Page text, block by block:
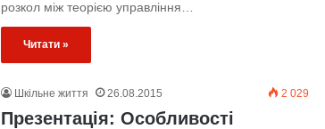
розкол між теорією управління…
Читати »
Шкільне життя 26.08.2015 2 029
Презентація: Особливості